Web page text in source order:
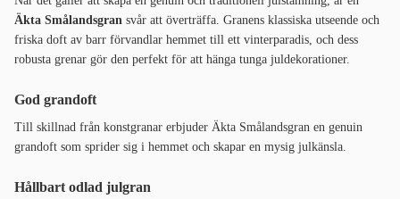
Äkta Smålandsgran svår att överträffa. Granens klassiska utseende och
friska doft av barr förvandlar hemmet till ett vinterparadis, och dess
robusta grenar gör den perfekt för att hänga tunga juldekorationer.
God grandoft
Till skillnad från konstgranar erbjuder Äkta Smålandsgran en genuin
grandoft som sprider sig i hemmet och skapar en mysig julkänsla.
Hållbart odlad julgran